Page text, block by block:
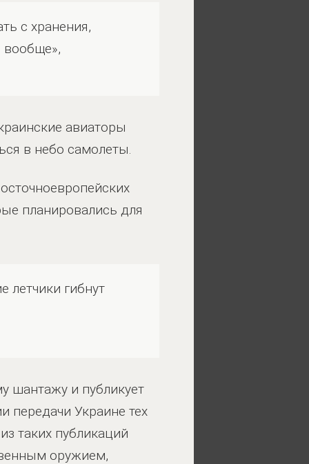
с хранения,
вообще»,
авиаторы
в небо самолеты.
планировались для
летчики гибнут
шантажу и публикует
передачи Украине тех
таких публикаций
оружием,